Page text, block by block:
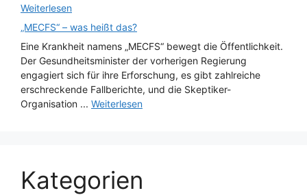
Weiterlesen
„MECFS“ – was heißt das?
Eine Krankheit namens „MECFS“ bewegt die Öffentlichkeit.
Der Gesundheitsminister der vorherigen Regierung
engagiert sich für ihre Erforschung, es gibt zahlreiche
erschreckende Fallberichte, und die Skeptiker-
Organisation ... Weiterlesen
Kategorien